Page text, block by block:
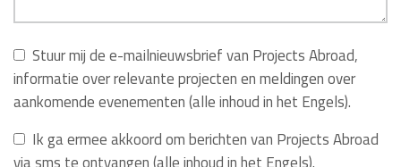
Stuur mij de e-mailnieuwsbrief van Projects Abroad,
informatie over relevante projecten en meldingen over
aankomende evenementen (alle inhoud in het Engels).
Ik ga ermee akkoord om berichten van Projects Abroad